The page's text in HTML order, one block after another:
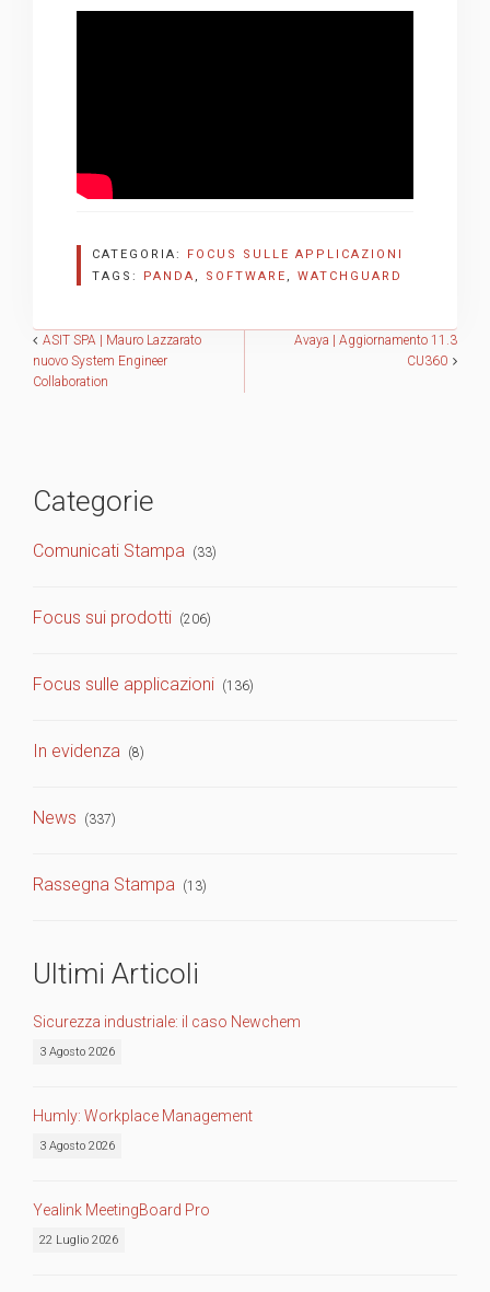
CATEGORIA: FOCUS SULLE APPLICAZIONI
TAGS: PANDA , SOFTWARE , WATCHGUARD
Navigazione
articoli
ASIT SPA | Mauro Lazzarato
nuovo System Engineer
Collaboration
Avaya | Aggiornamento 11.3
CU360
Categorie
Comunicati Stampa (33)
Focus sui prodotti (206)
Focus sulle applicazioni (136)
In evidenza (8)
News (337)
Rassegna Stampa (13)
Ultimi Articoli
Sicurezza industriale: il caso Newchem
3 Agosto 2026
Humly: Workplace Management
3 Agosto 2026
Yealink MeetingBoard Pro
22 Luglio 2026